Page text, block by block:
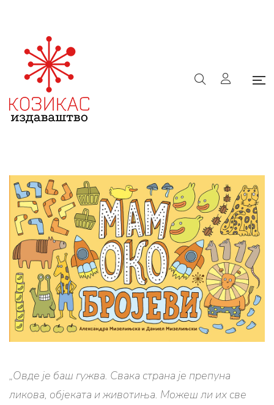
Почетна / Чланци
Мамоко Бројеви
„Овде је баш гужва. Свака страна је препуна
ликова, објеката и животиња. Можеш ли их све